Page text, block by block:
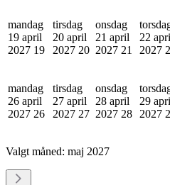
mandag
19 april
2027 19
tirsdag
20 april
2027 20
onsdag
21 april
2027 21
22
2027
mandag
26 april
2027 26
tirsdag
27 april
2027 27
onsdag
28 april
2027 28
29
2027
Valgt måned: maj 2027